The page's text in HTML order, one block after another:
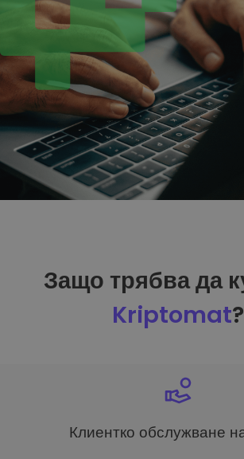
Защо трябва да
Kriptomat?
Клиентко обслужване